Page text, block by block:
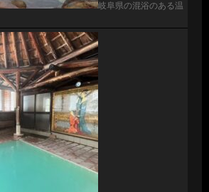
岐阜県の混浴のある温